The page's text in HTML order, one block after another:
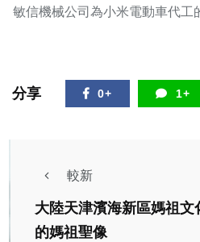
敏信機械公司為小米電動車代工
分享 0+ 1+
較新
大陸天津濱海新區媽祖
的媽祖聖像